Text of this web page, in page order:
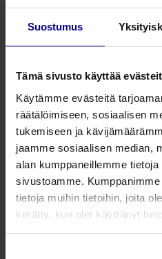
Suostumus
Tämä sivusto käyttää
Käytämme evästeitä
räätälöimiseen, sosiaalisen
tukemiseen ja
jaamme sosiaalisen median,
alan kumppaneillemme
sivustoamme.
tietoja muihin tietoihin, joita
kerätty, kun olet käyttänyt
200041
200043
200044
Pediatrinen kanyyli
200051